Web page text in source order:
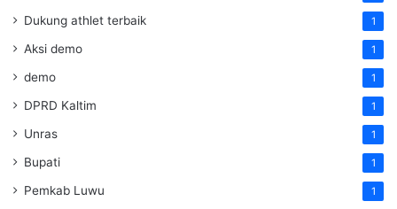
Dukung athlet terbaik 1
Aksi demo 1
demo 1
DPRD Kaltim 1
Unras 1
Bupati 1
Pemkab Luwu 1